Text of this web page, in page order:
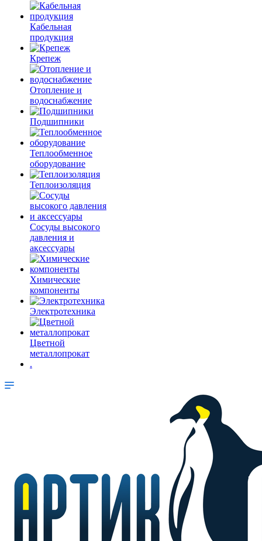
Кабельная
продукция
Крепеж
Отопление и
водоснабжение
Подшипники
Теплообменное
оборудование
Теплоизоляция
Сосуды высокого
давления и
аксессуары
Химические
компоненты
Электротехника
Цветной
металлопрокат
.